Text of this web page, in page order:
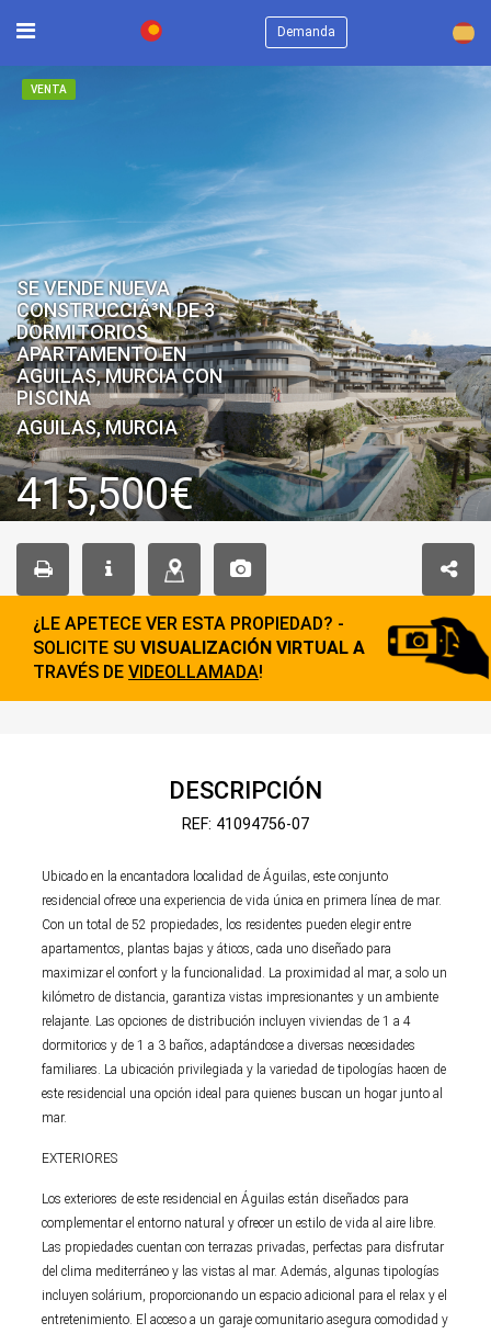
Demanda ×
VENTA
SE VENDE NUEVA
CONSTRUCCIÃ³N DE 3
DORMITORIOS
APARTAMENTO EN
AGUILAS, MURCIA CON
PISCINA
AGUILAS, MURCIA
415,500€
¿LE APETECE VER ESTA PROPIEDAD? -
SOLICITE SU VISUALIZACIÓN VIRTUAL A
TRAVÉS DE VIDEOLLAMADA!
DESCRIPCIÓN
REF: 41094756-07
Ubicado en la encantadora localidad de Águilas, este conjunto
residencial ofrece una experiencia de vida única en primera línea de mar.
Con un total de 52 propiedades, los residentes pueden elegir entre
apartamentos, plantas bajas y áticos, cada uno diseñado para
maximizar el confort y la funcionalidad. La proximidad al mar, a solo un
kilómetro de distancia, garantiza vistas impresionantes y un ambiente
relajante. Las opciones de distribución incluyen viviendas de 1 a 4
dormitorios y de 1 a 3 baños, adaptándose a diversas necesidades
familiares. La ubicación privilegiada y la variedad de tipologías hacen de
este residencial una opción ideal para quienes buscan un hogar junto al
mar.
EXTERIORES
Los exteriores de este residencial en Águilas están diseñados para
complementar el entorno natural y ofrecer un estilo de vida al aire libre.
Las propiedades cuentan con terrazas privadas, perfectas para disfrutar
del clima mediterráneo y las vistas al mar. Además, algunas tipologías
incluyen solárium, proporcionando un espacio adicional para el relax y el
entretenimiento. El acceso a un garaje comunitario asegura comodidad y